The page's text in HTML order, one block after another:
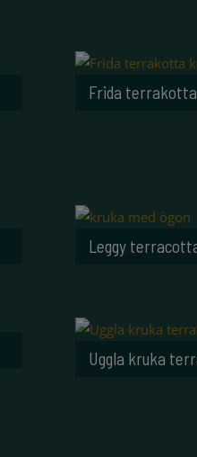
Frida
Leggy
Uggla kruka